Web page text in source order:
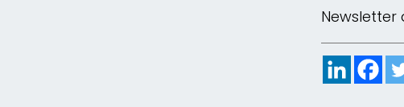
Newsletter